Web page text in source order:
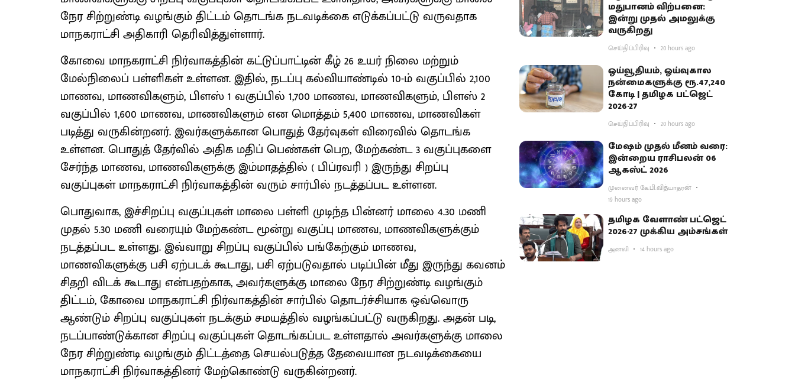
நேர சிற்றுண்டி வழங்கும் திட்டம் தொடங்க நடவடிக்கை எடுக்கப்பட்டு வருவதாக
மாநகராட்சி அதிகாரி தெரிவித்துள்ளார்.
கோவை மாநகராட்சி நிர்வாகத்தின் கட்டுப்பாட்டின் கீழ் 26 உயர் நிலை மற்றும்
மேல்நிலைப் பள்ளிகள் உள்ளன. இதில், நடப்பு கல்வியாண்டில் 10-ம் வகுப்பில் 2,100
மாணவ, மாணவிகளும், பிளஸ் 1 வகுப்பில் 1,700 மாணவ, மாணவிகளும், பிளஸ் 2
வகுப்பில் 1,600 மாணவ, மாணவிகளும் என மொத்தம் 5,400 மாணவ, மாணவிகள்
படித்து வருகின்றனர். இவர்களுக்கான பொதுத் தேர்வுகள் விரைவில் தொடங்க
உள்ளன. பொதுத் தேர்வில் அதிக மதிப் பெண்கள் பெற, மேற்கண்ட 3 வகுப்புகளை
சேர்ந்த மாணவ, மாணவிகளுக்கு இம்மாதத்தில் ( பிப்ரவரி ) இருந்து சிறப்பு
வகுப்புகள் மாநகராட்சி நிர்வாகத்தின் வரும் சார்பில் நடத்தப்பட உள்ளன.
பொதுவாக, இச்சிறப்பு வகுப்புகள் மாலை பள்ளி முடிந்த பின்னர் மாலை 4.30 மணி
முதல் 5.30 மணி வரையும் மேற்கண்ட மூன்று வகுப்பு மாணவ, மாணவிகளுக்கும்
நடத்தப்பட உள்ளது. இவ்வாறு சிறப்பு வகுப்பில் பங்கேற்கும் மாணவ,
மாணவிகளுக்கு பசி ஏற்படக் கூடாது, பசி ஏற்படுவதால் படிப்பின் மீது இருந்து கவனம்
சிதறி விடக் கூடாது என்பதற்காக, அவர்களுக்கு மாலை நேர சிற்றுண்டி வழங்கும்
திட்டம், கோவை மாநகராட்சி நிர்வாகத்தின் சார்பில் தொடர்ச்சியாக ஒவ்வொரு
ஆண்டும் சிறப்பு வகுப்புகள் நடக்கும் சமயத்தில் வழங்கப்பட்டு வருகிறது. அதன் படி,
நடப்பாண்டுக்கான சிறப்பு வகுப்புகள் தொடங்கப்பட உள்ளதால் அவர்களுக்கு மாலை
நேர சிற்றுண்டி வழங்கும் திட்டத்தை செயல்படுத்த தேவையான நடவடிக்கையை
மாநகராட்சி நிர்வாகத்தினர் மேற்கொண்டு வருகின்றனர்.
மதுபானம் விற்பனை:
இன்று முதல் அமலுக்கு
வருகிறது
செய்திப்பிரிவு 20 hours ago
ஓய்வூதியம், ஓய்வுகால
நன்மைகளுக்கு ரூ.47,240
கோடி | தமிழக பட்ஜெட்
2026-27
செய்திப்பிரிவு 20 hours ago
மேஷம் முதல் மீனம் வரை:
இன்றைய ராசிபலன் 06
ஆகஸ்ட் 2026
முனைவர் கே.பி.வித்யாதரன்
19 hours ago
தமிழக வேளாண் பட்ஜெட்
2026-27 முக்கிய அம்சங்கள்
அனலி 14 hours ago